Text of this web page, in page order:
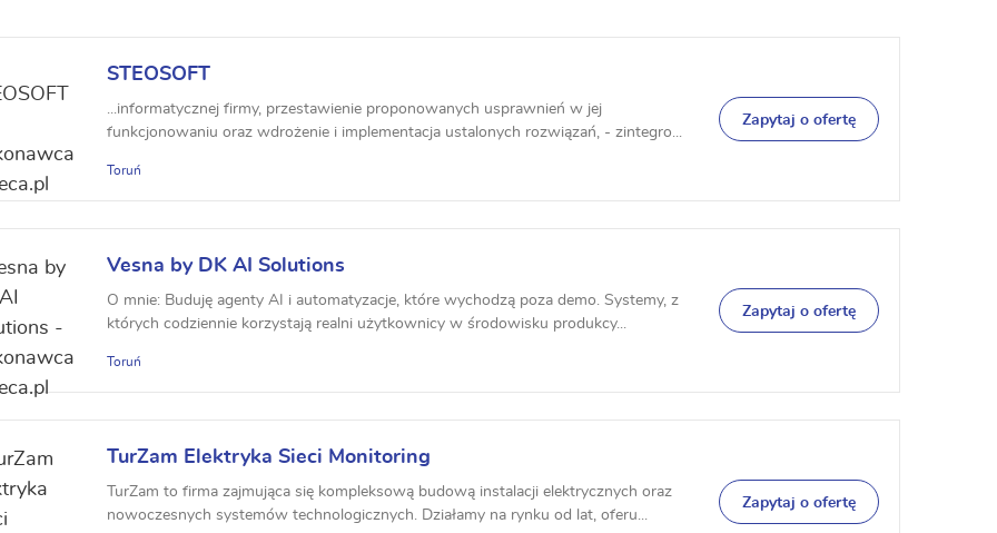
STEOSOFT
...informatycznej firmy, przestawienie proponowanych usprawnień w jej
funkcjonowaniu oraz wdrożenie i implementacja ustalonych rozwiązań, - zintegro...
Toruń
Zapytaj o ofertę
Vesna by DK AI Solutions
O mnie: Buduję agenty AI i automatyzacje, które wychodzą poza demo. Systemy, z
których codziennie korzystają realni użytkownicy w środowisku produkcy...
Toruń
Zapytaj o ofertę
TurZam Elektryka Sieci Monitoring
TurZam to firma zajmująca się kompleksową budową instalacji elektrycznych oraz
nowoczesnych systemów technologicznych. Działamy na rynku od lat, oferu...
Zapytaj o ofertę